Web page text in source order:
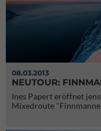
08.03.2013
NEUTOUR:
Ines Papert eröffnet
Mixedroute